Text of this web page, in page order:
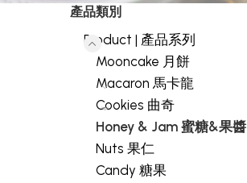
產品類別
Product | 產品系列
Mooncake 月餅
Macaron 馬卡龍
Cookies 曲奇
Honey & Jam 蜜糖&果醬
Nuts 果仁
Candy 糖果